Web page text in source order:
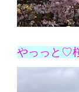
やっっと♡